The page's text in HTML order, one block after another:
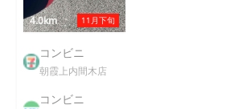
11月下旬
4.0km
コンビニ
朝霞上内間木店
コンビニ